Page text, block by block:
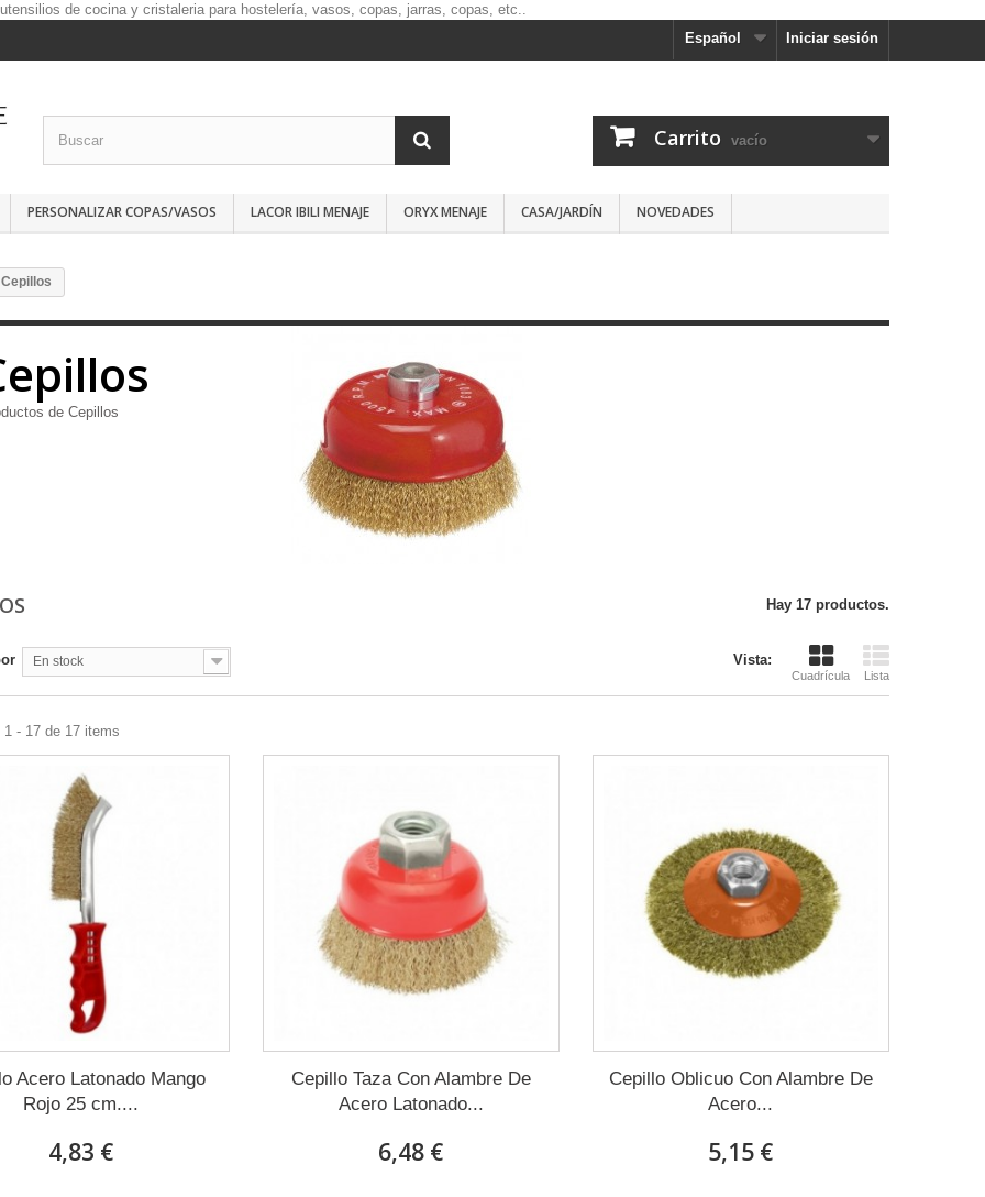
Iniciar sesión
Español
Carrito vacío
PERSONALIZAR COPAS/VASOS LACOR IBILI MENAJE ORYX MENAJE CASA/JARDÍN NOVEDADES
Cepillos
de Cepillos
Hay 17 productos.
Vista:
Cuadrícula Lista
En stock
1 - 17 de 17 items
Acero Latonado Mango
Rojo 25 cm....
4,83 €
Cepillo Taza Con Alambre De
Acero Latonado...
6,48 €
Cepillo Oblicuo Con Alambre De
Acero...
5,15 €